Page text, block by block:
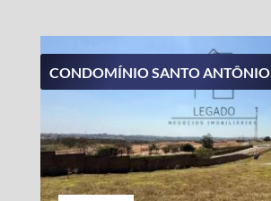
CONDOMÍNIO SANTO ANTÔNIO